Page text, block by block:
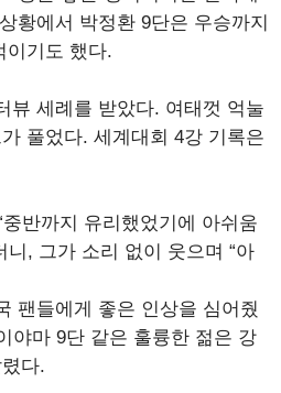
황에서 박정환 9단은 우승까지
이기도 했다.
뷰 세례를 받았다. 여태껏 억눌
풀었다. 세계대회 4강 기록은
반까지 유리했었기에 아쉬움
니, 그가 소리 없이 웃으며 “아
팬들에게 좋은 인상을 심어줬
야마 9단 같은 훌륭한 젊은 강
다.